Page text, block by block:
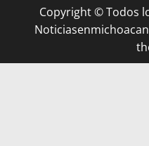
Copyright © Todos